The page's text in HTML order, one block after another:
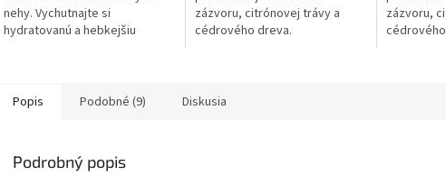
nehy. Vychutnajte si
hydratovanú a hebkejšiu
zázvoru, citrónovej trávy a
cédrového dreva.
zázvoru,
Popis Podobné (9) Diskusia
Podrobný popis